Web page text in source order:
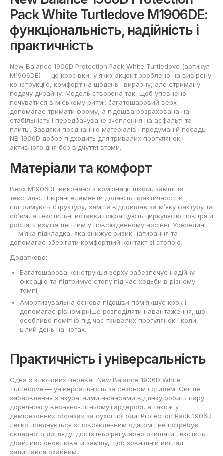
Pack White Turtledove M1906DE:
функціональність, надійність і
практичність
New Balance 1906D Protection Pack White Turtledove (артикул
M1906DE) — це кросівки, у яких акцент зроблено на вивірену
конструкцію, комфорт на щодень і виразну, але стриману
подачу дизайну. Модель створена так, щоб упевнено
почуватися в міському ритмі: багатошаровий верх
допомагає тримати форму, а підошва розрахована на
стабільність і передбачуване зчеплення на асфальті та
плитці. Завдяки поєднанню матеріалів і продуманій посадці
NB 1906D добре підходить для тривалих прогулянок і
активного дня без відчуття втоми.
Матеріали та комфорт
Верх M1906DE виконано з комбінації шкіри, замші та
текстилю. Шкіряні елементи додають практичності й
підтримують структуру, замша відповідає за м’яку фактуру та
об’єм, а текстильні вставки покращують циркуляцію повітря й
роблять взуття легшим у повсякденному носінні. Усередині
— м’яка підкладка, яка знижує ризик натирання та
допомагає зберігати комфортний контакт зі стопою.
Додатково:
Багатошарова конструкція верху забезпечує надійну
фіксацію та підтримує стопу під час ходьби в різному
темпі;
Амортизувальна основа підошви пом’якшує крок і
допомагає рівномірніше розподіляти навантаження, що
особливо помітно під час тривалих прогулянок і коли
цілий день на ногах.
Практичність і універсальність
Одна з ключових переваг New Balance 1906D White
Turtledove — універсальність за сезоном і стилем. Світле
забарвлення з акуратними нюансами відтінку робить пару
доречною у весняно-літньому гардеробі, а також у
демісезонних образах за сухої погоди. Protection Pack 1906D
легко поєднується з повсякденним одягом і не потребує
складного догляду: достатньо регулярно очищати текстиль і
дбайливо оновлювати замшу, щоб зовнішній вигляд
залишався охайним.